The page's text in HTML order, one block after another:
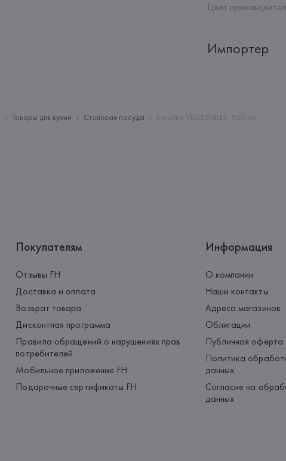
Цвет
Импортер
Производитель:
Товары для кухни Столовая посуда Бутылка VEGETABLES, 950 мл
Покупателям
Отзывы FH
Доставка и оплата
Возврат товара
Дисконтная программа
Правила обращений о нарушениях прав
потребителей
Мобильное приложение FH
Подарочные сертификаты FH
Информация
О компании
Наши контакты
Адреса магазинов
Облигации
Публичная оферта
Политика
данных
Согласие на
данных